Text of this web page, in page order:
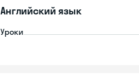
Английский язык
Уроки